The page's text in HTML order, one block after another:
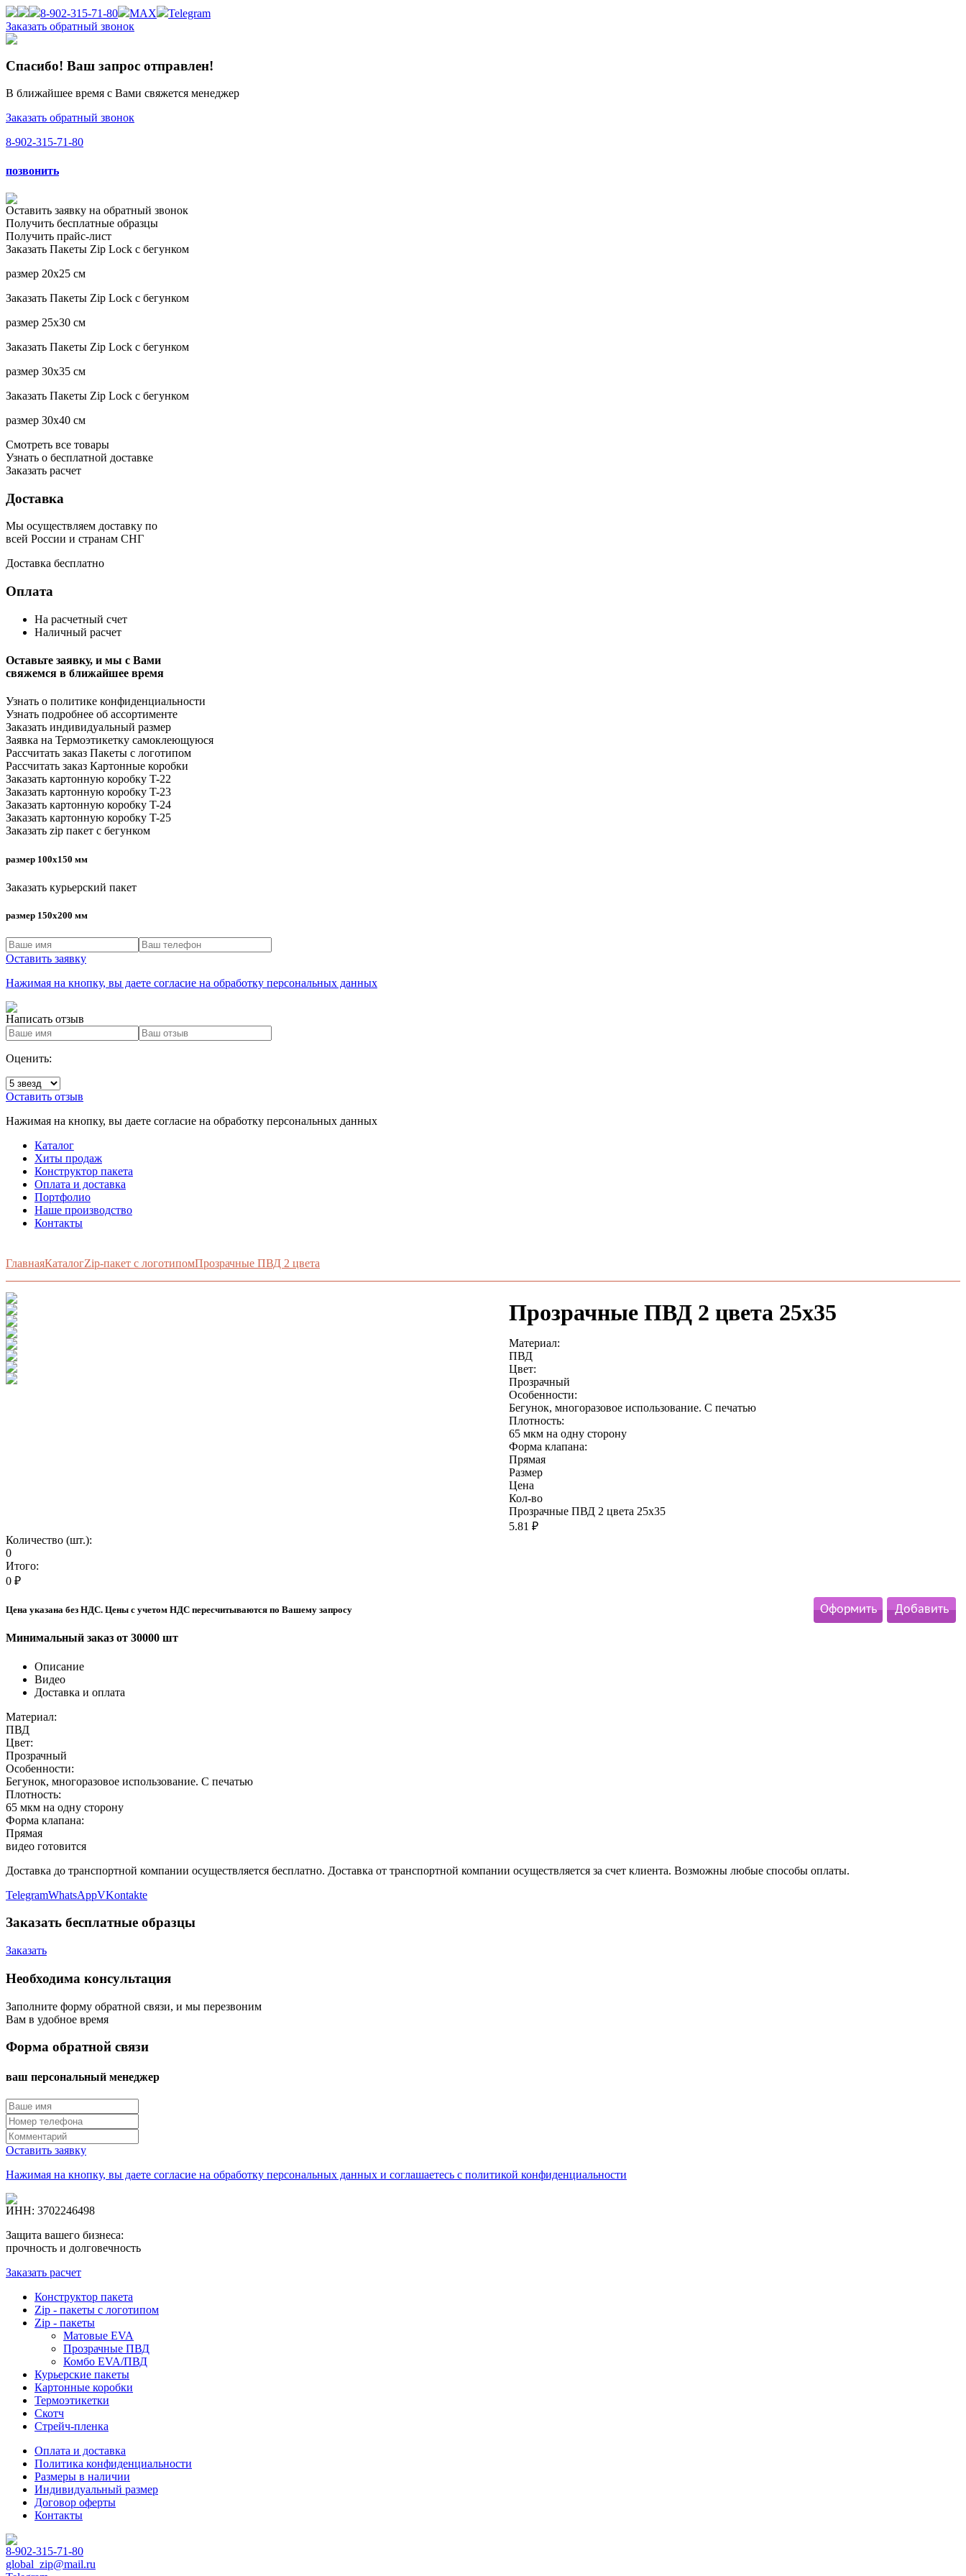
8-902-315-71-80 MAX
Telegram
Заказать обратный звонок
Спасибо! Ваш запрос отправлен!
В ближайшее время с Вами свяжется менеджер
Заказать обратный звонок
8-902-315-71-80
позвонить
Оставить заявку на обратный звонок
Получить бесплатные образцы
Получить прайс-лист
Заказать Пакеты Zip Lock с бегунком
размер 20x25 см
Заказать Пакеты Zip Lock с бегунком
размер 25x30 см
Заказать Пакеты Zip Lock с бегунком
размер 30x35 см
Заказать Пакеты Zip Lock с бегунком
размер 30x40 см
Смотреть все товары
Узнать о бесплатной доставке
Заказать расчет
Доставка
Мы осуществляем доставку по
всей России и странам СНГ
Доставка бесплатно
Оплата
На расчетный счет
Наличный расчет
Оставьте заявку, и мы с Вами
свяжемся в ближайшее время
Узнать о политике конфиденциальности
Узнать подробнее об ассортименте
Заказать индивидуальный размер
Заявка на Термоэтикетку cамоклеющуюся
Рассчитать заказ Пакеты с логотипом
Рассчитать заказ Картонные коробки
Заказать картонную коробку T-22
Заказать картонную коробку T-23
Заказать картонную коробку T-24
Заказать картонную коробку T-25
Заказать zip пакет с бегунком
размер 100x150 мм
Заказать курьерский пакет
размер 150x200 мм
Оставить заявку
Нажимая на кнопку, вы даете согласие на обработку персональных данных
Написать отзыв
Оценить:
Оставить отзыв
Нажимая на кнопку, вы даете согласие на обработку персональных данных
Каталог
Хиты продаж
Конструктор пакета
Оплата и доставка
Портфолио
Наше производство
Контакты
ГлавнаяКаталогZip-пакет с логотипомПрозрачные ПВД 2 цвета
Прозрачные ПВД 2 цвета 25x35
Материал:
ПВД
Цвет:
Прозрачный
Особенности:
Бегунок, многоразовое использование. С печатью
Плотность:
65 мкм на одну сторону
Форма клапана:
Прямая
Размер
Цена
Кол-во
Прозрачные ПВД 2 цвета 25x35
5.81 ₽
Количество (шт.):
0
Итого:
0 ₽
Добавить
в корзину
Оформить
заказ
Цена указана без НДС. Цены с учетом НДС пересчитываются по Вашему запросу
Минимальный заказ от 30000 шт
Описание
Видео
Доставка и оплата
Материал:
ПВД
Цвет:
Прозрачный
Особенности:
Бегунок, многоразовое использование. С печатью
Плотность:
65 мкм на одну сторону
Форма клапана:
Прямая
видео готовится
Доставка до транспортной компании осуществляется бесплатно. Доставка от транспортной компании осуществляется за счет клиента. Возможны любые способы оплаты.
TelegramWhatsAppVKontakte
Заказать бесплатные образцы
Заказать
Необходима консультация
Заполните форму обратной связи, и мы перезвоним
Вам в удобное время
Форма обратной связи
ваш персональный менеджер
Оставить заявку
Нажимая на кнопку, вы даете согласие на обработку персональных данных и соглашаетесь с политикой конфиденциальности
ИНН: 3702246498
Защита вашего бизнеса:
прочность и долговечность
Заказать расчет
Конструктор пакета
Zip - пакеты с логотипом
Zip - пакеты
Матовые EVA
Прозрачные ПВД
Комбо EVA/ПВД
Курьерские пакеты
Картонные коробки
Термоэтикетки
Скотч
Стрейч-пленка
Оплата и доставка
Политика конфиденциальности
Размеры в наличии
Индивидуальный размер
Договор оферты
Контакты
8-902-315-71-80
global_zip@mail.ru